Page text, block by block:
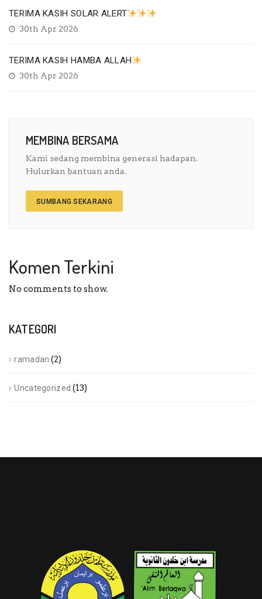
TERIMA KASIH SOLAR ALERT
30th Apr 2026
TERIMA KASIH HAMBA ALLAH
30th Apr 2026
MEMBINA BERSAMA
Kami sedang membina generasi hadapan.
Hulurkan bantuan anda.
SUMBANG SEKARANG
Komen Terkini
No comments to show.
KATEGORI
ramadan (2)
Uncategorized (13)